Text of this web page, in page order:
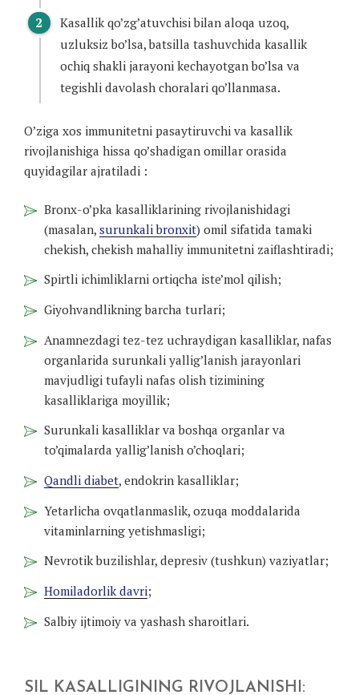
Kasallik qo’zg’atuvchisi bilan aloqa uzoq,
uzluksiz bo’lsa, batsilla tashuvchida kasallik
ochiq shakli jarayoni kechayotgan bo’lsa va
tegishli davolash choralari qo’llanmasa.
O’ziga xos immunitetni pasaytiruvchi va kasallik
rivojlanishiga hissa qo’shadigan omillar orasida
quyidagilar ajratiladi :
Bronx-o’pka kasalliklarining rivojlanishidagi
(masalan, surunkali bronxit) omil sifatida tamaki
chekish, chekish mahalliy immunitetni zaiflashtiradi;
Spirtli ichimliklarni ortiqcha iste’mol qilish;
Giyohvandlikning barcha turlari;
Anamnezdagi tez-tez uchraydigan kasalliklar, nafas
organlarida surunkali yallig’lanish jarayonlari
mavjudligi tufayli nafas olish tizimining
kasalliklariga moyillik;
Surunkali kasalliklar va boshqa organlar va
to’qimalarda yallig’lanish o’choqlari;
Qandli diabet, endokrin kasalliklar;
Yetarlicha ovqatlanmaslik, ozuqa moddalarida
vitaminlarning yetishmasligi;
Nevrotik buzilishlar, depresiv (tushkun) vaziyatlar;
Homiladorlik davri;
Salbiy ijtimoiy va yashash sharoitlari.
SIL KASALLIGINING RIVOJLANISHI: